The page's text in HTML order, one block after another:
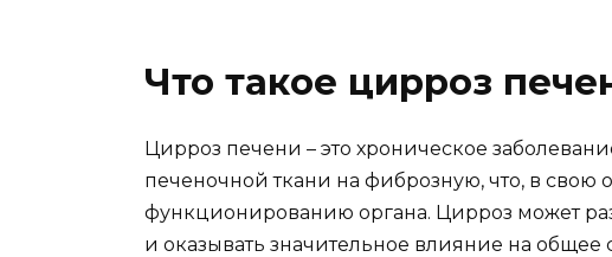
Что такое цирроз
Цирроз печени – это хроническое
печеночной ткани на фиброзную, что, в свою
функционированию органа. Цирроз может
и оказывать значительное влияние на общее